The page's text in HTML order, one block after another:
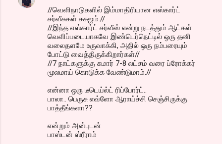
//வெளிநாடுகளில் இம்மாதிரியான எஸ்கார்ட்
சர்வீசுகள் சகஜம்.//
//இந்த எஸ்கார்ட் சர்வீஸ் என்று நடத்தும் ஆட்கள்
வெளிப்படையாகவே இண்டெர்நெட்டில் ஒரு தனி
வலைதளமே உருவாக்கி, அதில் ஒரு நம்பரையும்
போட்டு வைத்திருக்கிறார்கள்//
//7 நாட்களுக்கு சுமார் 7-8 லட்சம் வரை ப்ரோக்கர்
மூலமாய் கொடுக்க வேண்டுமாம்.//
என்னா ஒரு டீடெய்ல்ட் ரிப்போர்ட்..
பாலா.. பெருசு எவ்ளோ ஆராய்ச்சி செஞ்சிருக்கு
பாத்தீங்களா??
என்றும் அன்புடன்
பாஸ்டன் ஸ்ரீராம்